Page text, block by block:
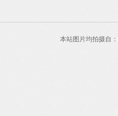
本站图片均拍摄自：